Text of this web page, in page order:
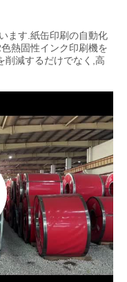
ます.紙缶印刷の自動化
熱固性インク印刷機を
削減するだけでなく,高